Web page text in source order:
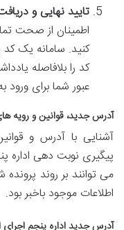
تایید نهایی و
اطمینان از صحت
کنید. سامانه یک کد
کد را بلافاصله
عبور شما برای ورود
آدرس جدید، قوانین و رویه
آشنایی با آدرس و
پیگیری نوبت دهی اداره
می توانند بر روند پرونده
اطلاعات موجود باخبر بود.
آدرس جدید اداره پنجم اجرای